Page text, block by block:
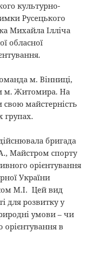
культурно-
Русецького
Михайла Ілліча
обласної
м. Вінниці,
м. Житомира. На
свою майстерність
групах.
бригада
Майстром спорту
орієнтування
України
М.І. Цей вид
для розвитку у
умови – чи
орієнтування в